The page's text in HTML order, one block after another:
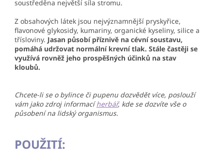
soustředěna největší síla stromu.
Z obsahových látek jsou nejvýznamnější pryskyřice,
flavonové glykosidy, kumariny, organické kyseliny, silice a
třísloviny. Jasan působí příznivě na cévní soustavu,
pomáhá udržovat normální krevní tlak. Stále častěji se
využívá rovněž jeho prospěšných účinků na stav
kloubů.
Chcete-li se o bylince či pupenu dozvědět více, poslouží
vám jako zdroj informacíherbář, kde se dozvíte vše o
působení na lidský organismus.
POUŽITÍ: